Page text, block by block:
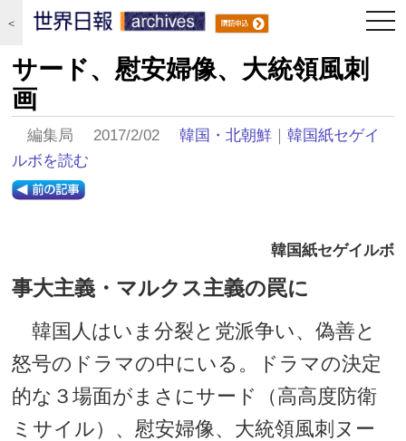
＜
サード、慰安婦像、大統領風刺
画
編集局 2017/2/02韓国・北朝鮮 ｜韓国紙セゲイ
ルボを読む
韓国紙セゲイルボ
事大主義・マルクス主義の罠に
韓国人はいま分裂と党派争い、偽善と
怒号のドラマの中にいる。ドラマの決定
的な３場面がまさにサード（高高度防衛
ミサイル）、慰安婦像、大統領風刺ヌー